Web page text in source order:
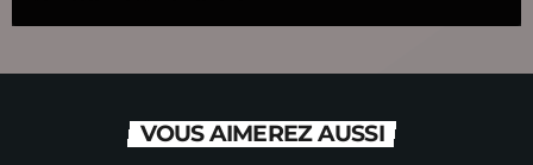
VOUS AIMEREZ AUSSI